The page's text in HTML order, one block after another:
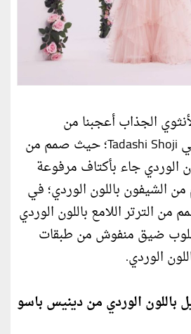
الجذاب أعجبنا من
علامة تاداشي شوجي Tadashi Shoji؛ حيث صمم من
الوردي جاء بأكتاف مرفوعة
الشيفون باللون الوردي؛ في
الترتر اللامع باللون الوردي
ضيق منفوش من طبقات
الوردي.
باللون الوردي من دينيس باسو